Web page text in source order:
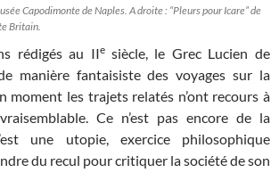
Capodimonte de Naples. A droite : “Pleurs pour Icare” de
Britain.
rédigés au IIe siècle, le Grec Lucien de
manière fantaisiste des voyages sur la
moment les trajets relatés n’ont recours à
Ce n’est pas encore de la
une utopie, exercice philosophique
du recul pour critiquer la société de son